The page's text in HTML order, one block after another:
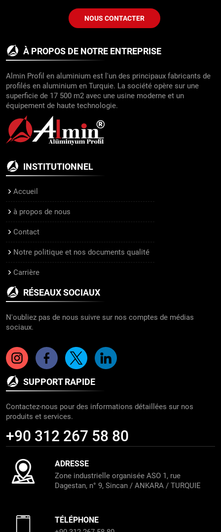
NOUS CONTACTER
À PROPOS DE NOTRE ENTREPRISE
Almin Profil en aluminium est l'un des principaux fabricants de
profilés en aluminium en Turquie. La société opère sur une
superficie de 17 500 m2 avec une usine moderne et un
équipement de haute technologie.
INSTITUTIONNEL
Accueil
à propos de nous
Contact
Notre politique et nos documents qualité
Carrière
RÉSEAUX SOCIAUX
N'oubliez pas de nous suivre sur nos comptes de médias
sociaux.
SUPPORT RAPIDE
Contactez-nous pour des informations détaillées sur nos
produits et services.
+90 312 267 58 80
ADRESSE
Zone industrielle organisée ASO 1, rue
Dagestan, n° 9, Sincan / ANKARA / TURQUIE
TÉLÉPHONE